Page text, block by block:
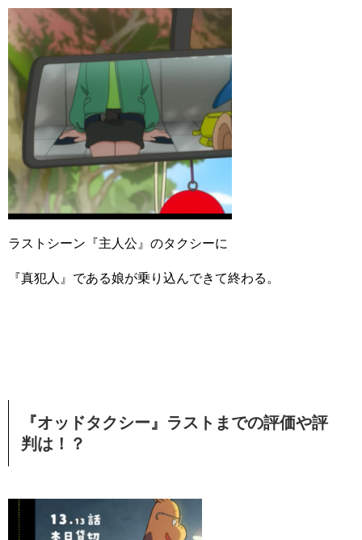
ラストシーン『主人公』のタクシーに
『真犯人』である娘が乗り込んできて終わる。
『オッドタクシー』ラストまでの評価や評
判は！？